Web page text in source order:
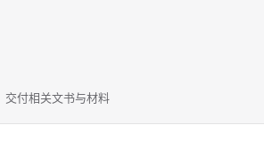
交付相关文书与材料